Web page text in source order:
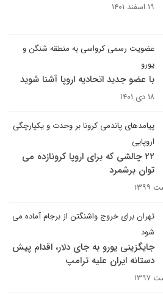
۱۹ اسفند ۱۴۰۱
عضویت رسمی کرواسی به منطقه شنگن و
یورو
با عضو جدید اتحادیه اروپا آشنا شوید
۱۸ دی ۱۴۰۱
پیامدهای پاندمی کرونا بر وحدت و یکپارچگی
اروپایی
۲۲ چالشی که برای اروپا کرونازده می
توان برشمرد
تهران برای خروج واشنگتن از برجام آماده می
شود
جایگزینی یورو به جای دلار، اقدام پیش
دستانه ایران علیه ترامپ